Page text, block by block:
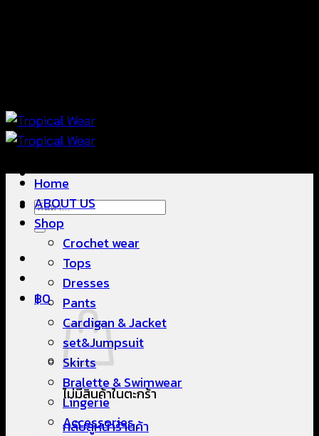
ค้นหา:
฿0
ไม่มีสินค้าในตะกร้า
กลับสู่หน้าร้านค้า
Home
ABOUT US
Shop
Crochet wear
Tops
Dresses
Pants
Cardigan & Jacket
set&Jumpsuit
Skirts
Bralette & Swimwear
Lingerie
Accessories